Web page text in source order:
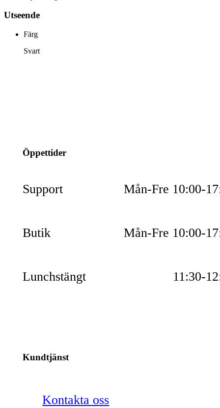
Utseende
Färg
Svart
Öppettider
Support Mån-Fre 10:00-
Butik Mån-Fre 10:00-
Lunchstängt 11:30-
Kundtjänst
Kontakta oss